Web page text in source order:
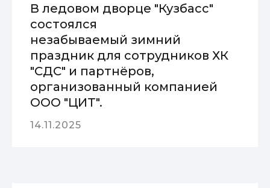
В ледовом дворце "Кузбасс"
состоялся
незабываемый зимний
праздник для сотрудников ХК
"СДС" и партнёров,
организованный компанией
ООО "ЦИТ".
14.11.2025